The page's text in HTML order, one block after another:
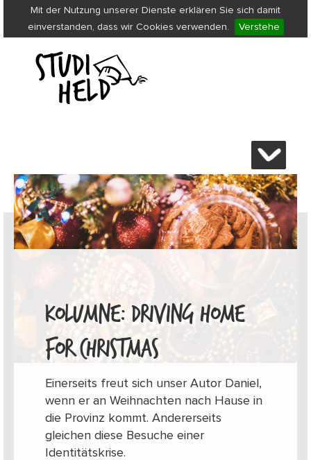
Mit der Nutzung unserer Dienste erklären Sie sich damit
einverstanden, dass wir Cookies verwenden.
Verstehe
KOLUMNE: DRIVING HOME
FOR CHRISTMAS
Einerseits freut sich unser Autor Daniel,
wenn er an Weihnachten nach Hause in
die Provinz kommt. Andererseits
gleichen diese Besuche einer
Identitätskrise.